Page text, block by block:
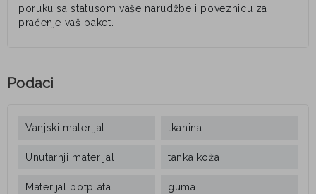
poruku sa statusom vaše narudžbe i poveznicu za
praćenje vaš paket.
Podaci
Vanjski materijal tkanina
Unutarnji materijal tanka koža
Materijal potplata guma